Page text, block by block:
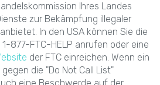
Ihres Landes
zur Bekämpfung illegaler
In den USA können Sie die
877-FTC-HELP anrufen oder eine
der FTC einreichen. Wenn ein
die "Do Not Call List"
eine Beschwerde auf der